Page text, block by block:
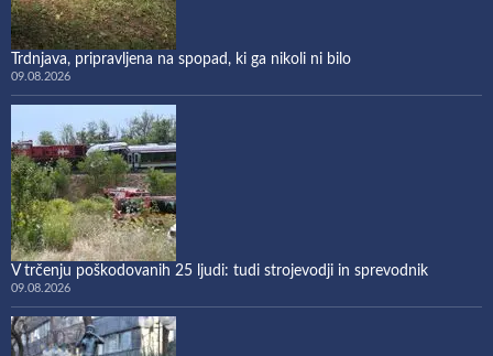
Trdnjava, pripravljena na spopad, ki ga nikoli ni bilo
09.08.2026
V trčenju poškodovanih 25 ljudi: tudi strojevodji in sprevodnik
09.08.2026